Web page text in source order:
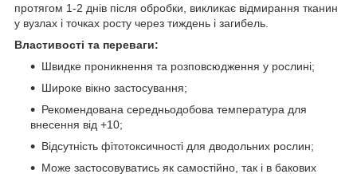
протягом 1-2 днів після обробки, викликає відмирання тканин
у вузлах і точках росту через тиждень і загибель.
Властивості та переваги:
Швидке проникнення та розповсюдження у рослині;
Широке вікно застосування;
Рекомендована середньодобова температура для
внесення від +10;
Відсутність фітотоксичності для дводольних рослин;
Може застосовуватись як самостійно, так і в бакових